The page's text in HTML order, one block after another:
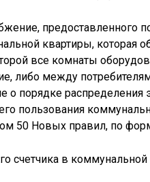
предоставленного
квартиры, которая
все комнаты
либо между
порядке распределения
пользования
50 Новых правил, по